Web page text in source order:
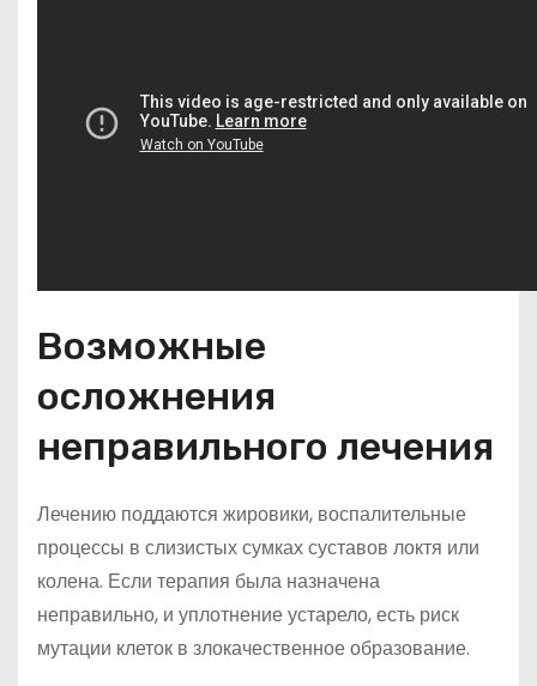
Возможные
осложнения
неправильного лечения
Лечению поддаются жировики, воспалительные
процессы в слизистых сумках суставов локтя или
колена. Если терапия была назначена
неправильно, и уплотнение устарело, есть риск
мутации клеток в злокачественное образование.